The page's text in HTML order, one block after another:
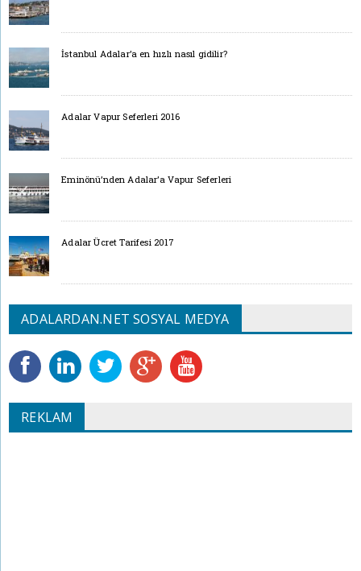
İstanbul Adalar’a en hızlı nasıl gidilir?
Adalar Vapur Seferleri 2016
Eminönü’nden Adalar’a Vapur Seferleri
Adalar Ücret Tarifesi 2017
ADALARDAN.NET SOSYAL MEDYA
REKLAM